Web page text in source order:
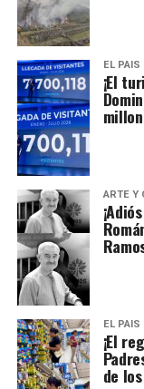
EL PAIS
¡El
ARTE Y
EL PAIS
¡El
de